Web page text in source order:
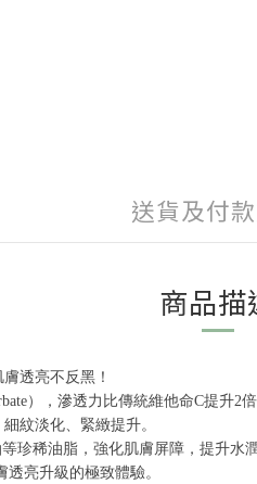
送貨及付
商品描
透亮不反黑！
），滲透力比傳統維他命C提升
紋淡化、緊緻提升。
珍稀油脂，強化肌膚屏障，提升水潤
亮升級的極致體驗。